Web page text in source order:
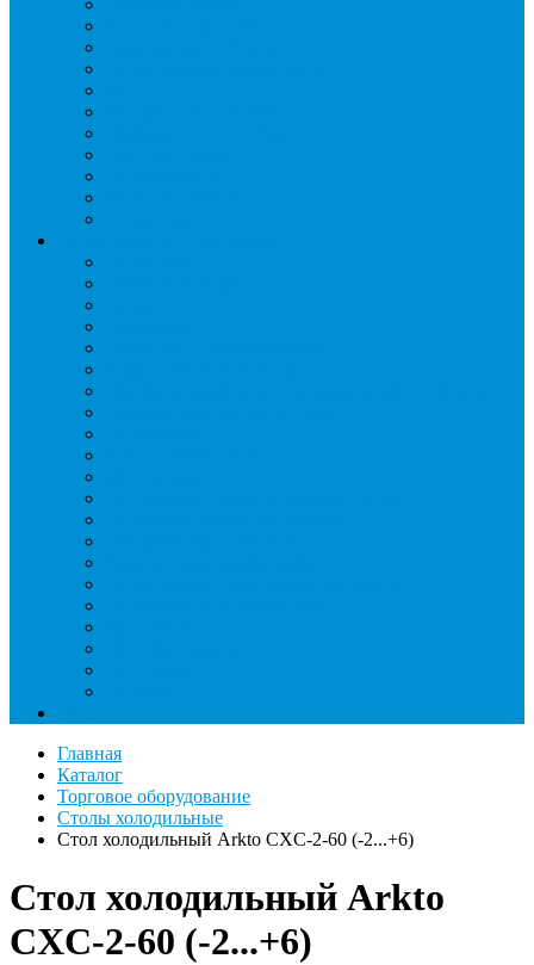
Главная
Каталог
Торговое оборудование
Столы холодильные
Стол холодильный Arkto CXC-2-60 (-2...+6)
Стол холодильный Arkto
CXC-2-60 (-2...+6)